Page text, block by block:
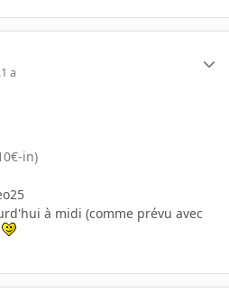
a
in)
à midi (comme prévu avec